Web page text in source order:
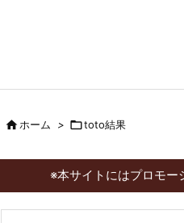
ホーム > toto結果
※本サイトにはプロモー